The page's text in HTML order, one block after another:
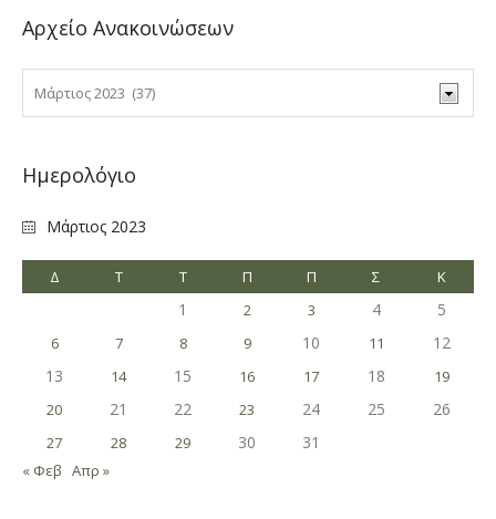
Αρχείο Ανακοινώσεων
Ημερολόγιο
Μάρτιος 2023
Δ Τ Τ Π Π Σ Κ
1 2 3 4 5
6 7 8 9 10 11
12
13
14 15 16 17 18
19
20
21 22 23 24 25 26
27 28 29 30 31
« Φεβ Απρ »